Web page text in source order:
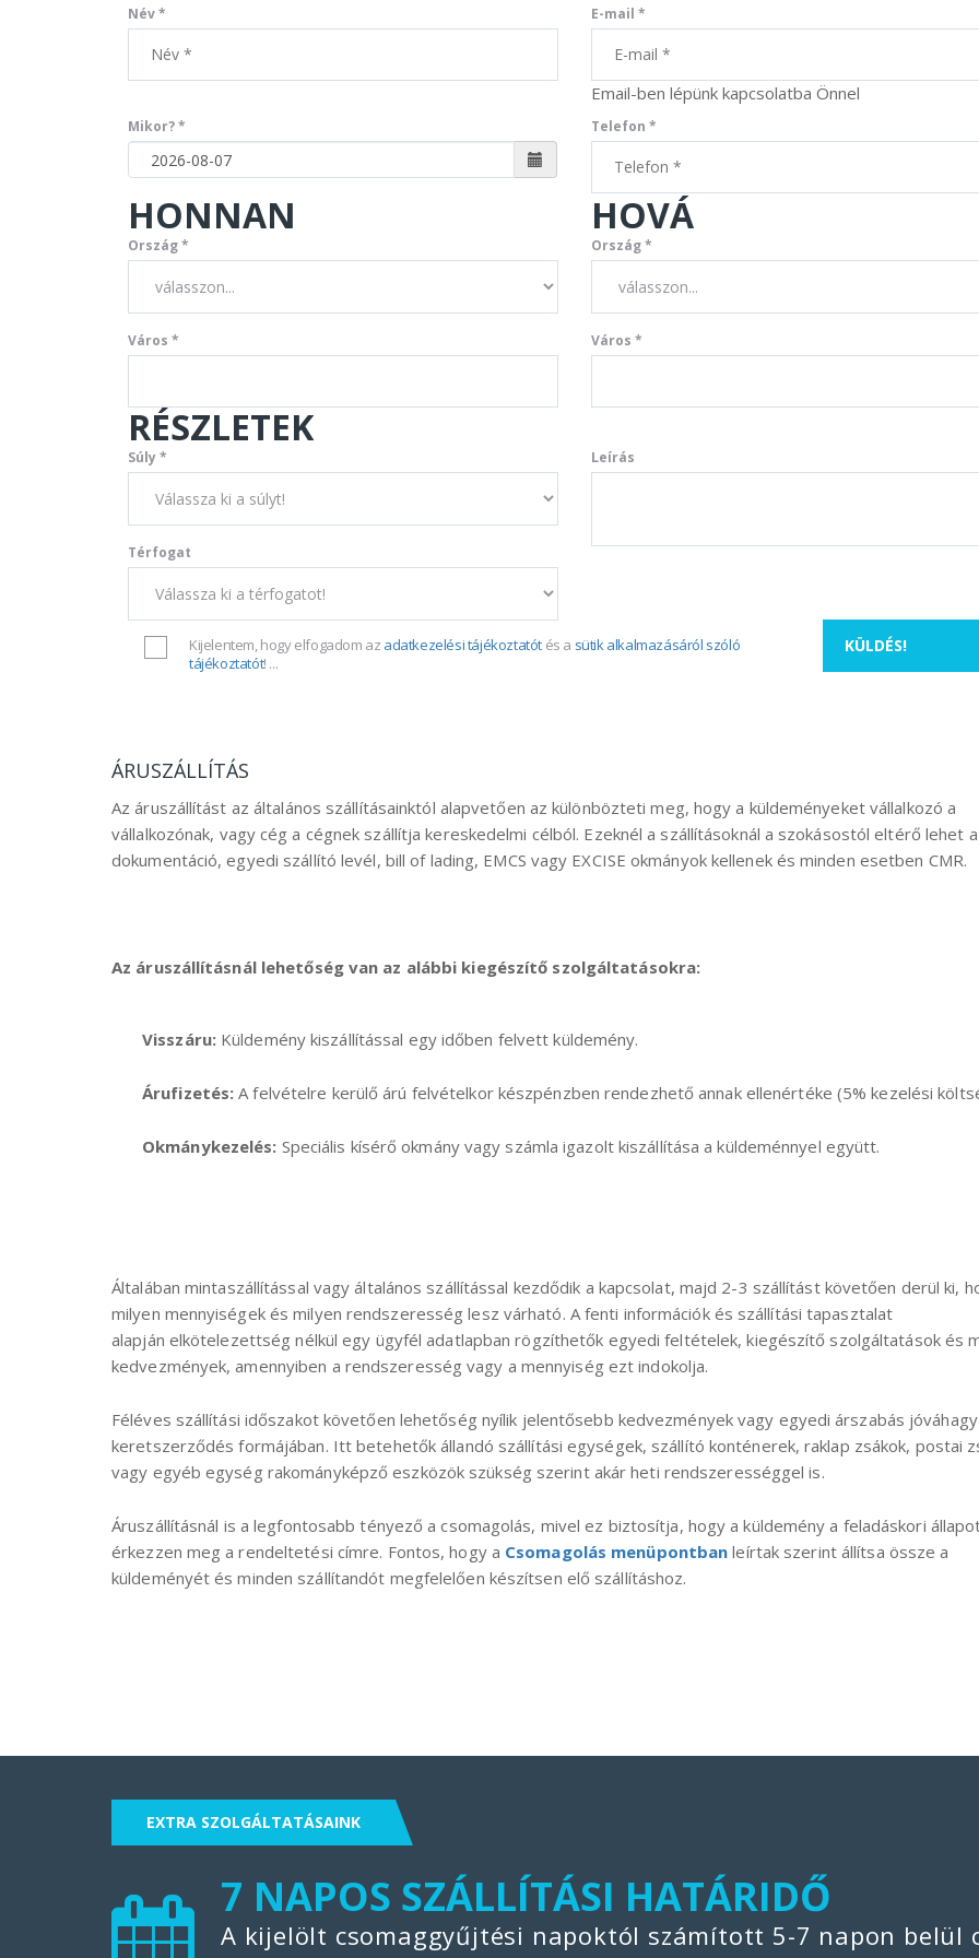
Név * E-mail *
Email-ben lépünk kapcsolatba Önnel
Mikor? * Telefon *
HONNAN
Ország *
Város *
HOVÁ
Ország *
Város *
RÉSZLETEK
Súly *
Térfogat
Leírás
Kijelentem, hogy elfogadom az adatkezelési tájékoztatót és a sütik alkalmazásáról szóló
tájékoztatót! ...
ÁRUSZÁLLÍTÁS
Az áruszállítást az általános szállításainktól alapvetően az különbözteti meg, hogy a küldeményeket vállalkozó a
vállalkozónak, vagy cég a cégnek szállítja kereskedelmi célból. Ezeknél a szállításoknál a szokásostól eltérő lehet a
dokumentáció, egyedi szállító levél, bill of lading, EMCS vagy EXCISE okmányok kellenek és minden esetben CMR.
Az áruszállításnál lehetőség van az alábbi kiegészítő szolgáltatásokra:
Visszáru:Küldemény kiszállítással egy időben felvett küldemény.
Árufizetés: A felvételre kerülő árú felvételkor készpénzben rendezhető annak ellenértéke (5% kezelési
Okmánykezelés: Speciális kísérő okmány vagy számla igazolt kiszállítása a küldeménnyel együtt.
Általában mintaszállítással vagy általános szállítással kezdődik a kapcsolat, majd 2-3 szállítást követően derül ki,
milyen mennyiségek és milyen rendszeresség lesz várható. A fenti információk és szállítási tapasztalat
alapján elkötelezettség nélkül egy ügyfél adatlapban rögzíthetők egyedi feltételek, kiegészítő szolgáltatások és
kedvezmények, amennyiben a rendszeresség vagy a mennyiség ezt indokolja.
Féléves szállítási időszakot követően lehetőség nyílik jelentősebb kedvezmények vagy egyedi árszabás
keretszerződés formájában. Itt betehetők állandó szállítási egységek, szállító konténerek, raklap zsákok, postai
vagy egyéb egység rakományképző eszközök szükség szerint akár heti rendszerességgel is.
Áruszállításnál is a legfontosabb tényező a csomagolás, mivel ez biztosítja, hogy a küldemény a feladáskori
érkezzen meg a rendeltetési címre. Fontos, hogy a Csomagolás menüpontban leírtak szerint állítsa össze a
küldeményét és minden szállítandót megfelelően készítsen elő szállításhoz.
ajtótól ajtóig, de a mi
emelitig is felhozták. Nekünk
váratlanul kellett a segítség.
2 napon belül úton volt a
csomagunk! Csak ajánlani
tudom őket mindenkinek!!!"
Szeretném kiemelni Dani
munkavégzését. :) Örülök,
hogy titeket választottalak
a feladat teljesítése
céljából. Bátran tudom és
bízván, hogy hasonló jó
rólatok. Amennyiben nekem
csomagok szállítása
MÁTÉ
CSOMAGSZÁLLÍTÁS
EXTRA SZOLGÁLTATÁSAINK
7 NAPOS SZÁLLÍTÁSI HATÁRIDŐ
A kijelölt csomaggyűjtési napoktól számított 5-7 napon belül
FIX SZÁLLÍTÁSI IDŐPONTOK
Az elmúlt néhány évben bevezetésre került a heti szállítás